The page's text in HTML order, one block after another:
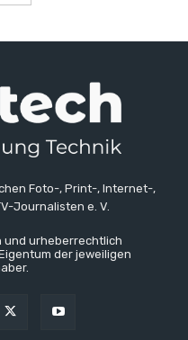
Foto-, Print-, Internet-,
Journalisten e. V.
und urheberrechtlich
der jeweiligen